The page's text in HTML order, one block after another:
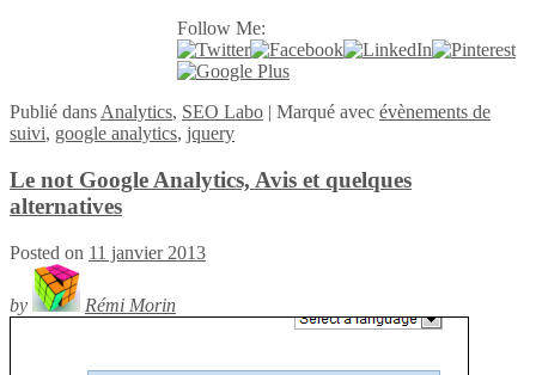
Follow Me:
Publié dans Analytics, SEO Labo | Marqué avec évènements de
suivi, google analytics, jquery
Le not Google Analytics, Avis et quelques
alternatives
Posted on 11 janvier 2013
by Rémi Morin